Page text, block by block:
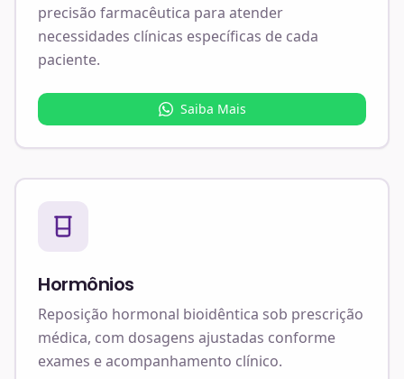
precisão farmacêutica para atender
necessidades clínicas específicas de cada
paciente.
Saiba Mais
Hormônios
Reposição hormonal bioidêntica sob prescrição
médica, com dosagens ajustadas conforme
exames e acompanhamento clínico.